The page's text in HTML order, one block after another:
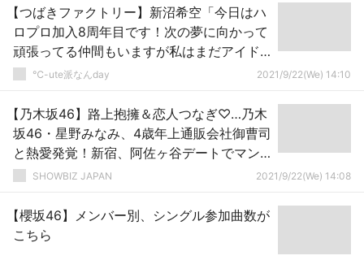
【つばきファクトリー】新沼希空「今日はハ
ロプロ加入8周年目です！次の夢に向かって
頑張ってる仲間もいますが私はまだアイド
ル続けますよ！！！笑」
℃-ute派なんday 2021/9/22(We) 14:10
【乃木坂46】路上抱擁＆恋人つなぎ♡…乃木
坂46・星野みなみ、4歳年上通販会社御曹司
と熱愛発覚！新宿、阿佐ヶ谷デートでマン
ション2連泊
SHOWBIZ JAPAN 2021/9/22(We) 14:08
【櫻坂46】メンバー別、シングル参加曲数が
こちら